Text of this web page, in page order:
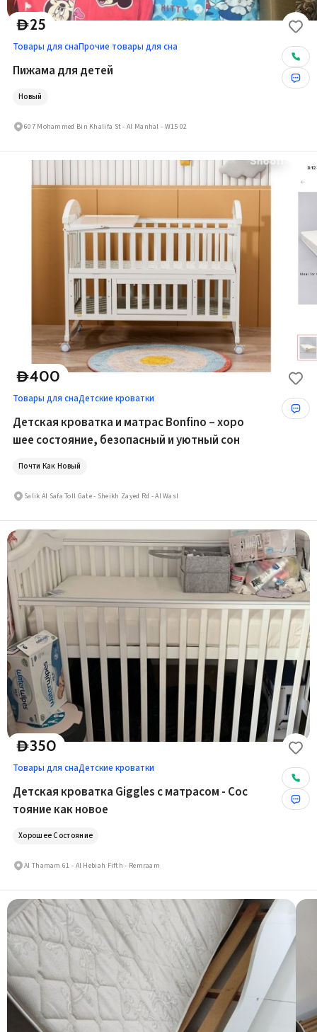
D25
Товары для снаПрочие товары для сна
Пижама для детей
Новый
607 Mohammed Bin Khalifa St - Al Manhal - W15 02
D400
Товары для снаДетские кроватки
Детская кроватка и матрас Bonfino – хоро
шее состояние, безопасный и уютный сон
Почти Как Новый
Salik Al Safa Toll Gate - Sheikh Zayed Rd - Al Wasl
D350
Товары для снаДетские кроватки
Детская кроватка Giggles с матрасом - Сос
тояние как новое
Хорошее Состояние
Al Thamam 61 - Al Hebiah Fifth - Remraam